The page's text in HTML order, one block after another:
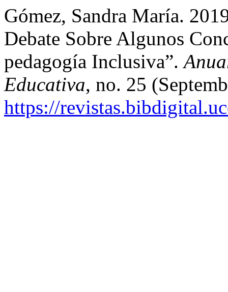
Gómez, Sandra María.
Debate Sobre Algunos
pedagogía Inclusiva”.
Educativa, no. 25
https://